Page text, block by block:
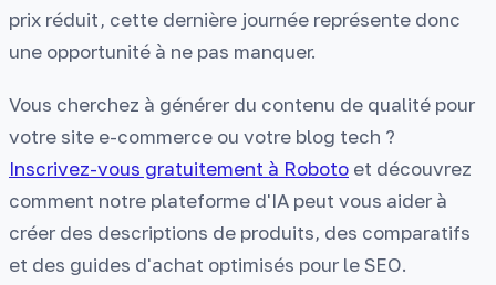
prix réduit, cette dernière journée représente donc
une opportunité à ne pas manquer.
Vous cherchez à générer du contenu de qualité pour
votre site e-commerce ou votre blog tech ?
Inscrivez-vous gratuitement à Roboto et découvrez
comment notre plateforme d'IA peut vous aider à
créer des descriptions de produits, des comparatifs
et des guides d'achat optimisés pour le SEO.